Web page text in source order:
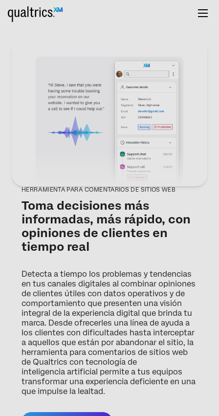
HERRAMIENTA PARA COMENTARIOS DE SITIOS WEB
Toma decisiones más
informadas, más rápido, con
opiniones de clientes en
tiempo real
Detecta a tiempo los problemas y tendencias
en tus canales digitales al combinar opiniones
de clientes útiles con datos operativos y de
comportamiento que presenten una visión
integral de la experiencia digital que brinda tu
marca. Desde ofrecerles una línea de ayuda a
los clientes con dificultades hasta interceptar
a aquellos que están por abandonar el sitio, la
herramienta para comentarios de sitios web
de Qualtrics con tecnología de
inteligencia artificial permite a tus equipos
transformar una experiencia deficiente en una
que impulse la lealtad.